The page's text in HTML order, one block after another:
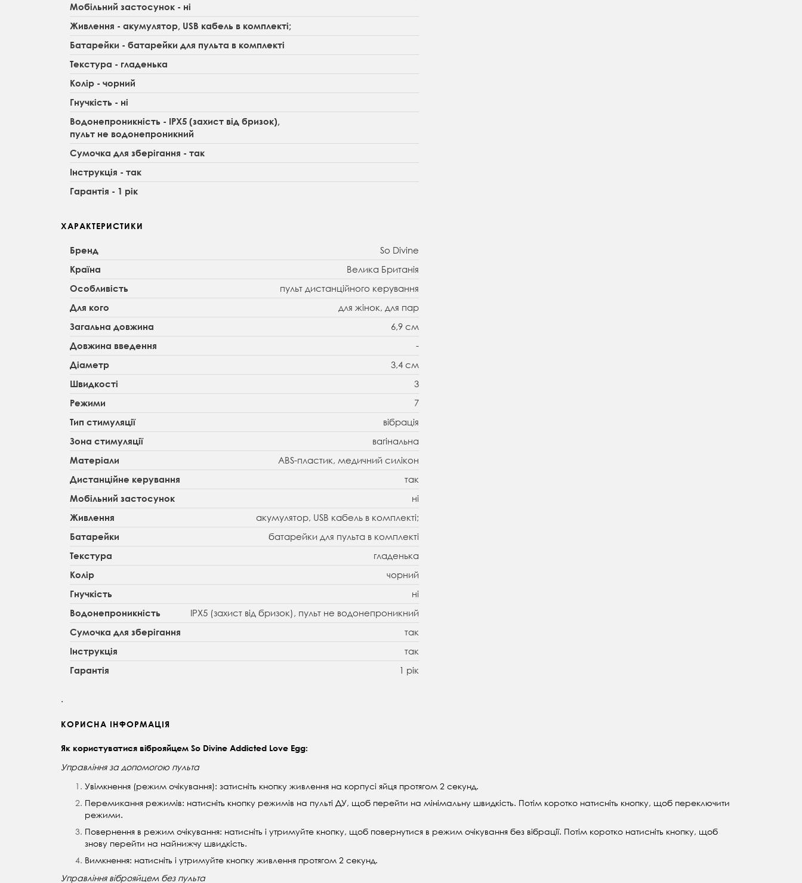
Мобільний застосунок - ні
Живлення - акумулятор, USB кабель в комплекті;
Батарейки - батарейки для пульта в комплекті
Текстура - гладенька
Колір - чорний
Гнучкість - ні
Водонепроникність - IPX5 (захист від бризок),
пульт не водонепроникний
Сумочка для зберігання - так
Інструкція - так
Гарантія - 1 рік
ХАРАКТЕРИСТИКИ
Бренд So Divine
Країна Велика Британія
Особливість пульт дистанційного керування
Для кого для жінок, для пар
Загальна довжина 6,9 см
Довжина введення -
Діаметр 3,4 см
Швидкості 3
Режими 7
Тип стимуляції вібрація
Зона стимуляції вагінальна
Матеріали ABS-пластик, медичний силікон
Дистанційне керування так
Мобільний застосунок ні
Живлення акумулятор, USB кабель в комплекті;
Батарейки батарейки для пульта в комплекті
Текстура гладенька
Колір чорний
Гнучкість ні
Водонепроникність IPX5 (захист від бризок), пульт не водонепроникний
Сумочка для зберігання так
Інструкція так
Гарантія 1 рік
.
КОРИСНА ІНФОРМАЦІЯ
Як користуватися віброяйцем So Divine Addicted Love Egg:
Управління за допомогою пульта
Увімкнення (режим очікування): затисніть кнопку живлення на корпусі яйця протягом 2 секунд.
Перемикання режимів: натисніть кнопку режимів на пульті ДУ, щоб перейти на мінімальну швидкість. Потім коротко натисніть кнопку, щоб переключити
режими.
Повернення в режим очікування: натисніть і утримуйте кнопку, щоб повернутися в режим очікування без вібрації. Потім коротко натисніть кнопку, щоб
знову перейти на найнижчу швидкість.
Вимкнення: натисніть і утримуйте кнопку живлення протягом 2 секунд.
Управління віброяйцем без пульта